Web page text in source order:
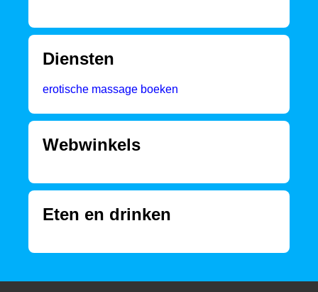
Diensten
erotische massage boeken
Webwinkels
Eten en drinken